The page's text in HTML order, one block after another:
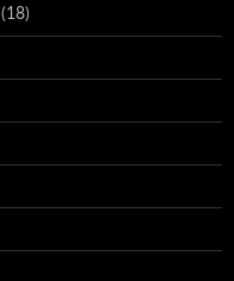
(18)